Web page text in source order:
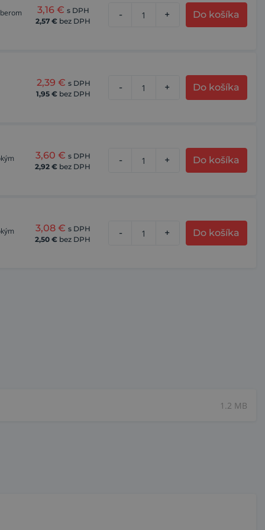
3,16 € s DPH
2,57 € bez DPH
- + Do košíka
2,39 € s DPH
1,95 € bez DPH
- + Do košíka
3,60 € s DPH
2,92 € bez DPH
- + Do košíka
3,08 € s DPH
2,50 € bez DPH
- + Do košíka
1.2 MB